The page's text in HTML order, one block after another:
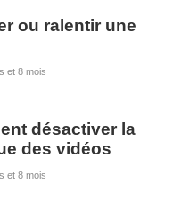
ou ralentir une
et 8 mois
désactiver la
des vidéos
et 8 mois